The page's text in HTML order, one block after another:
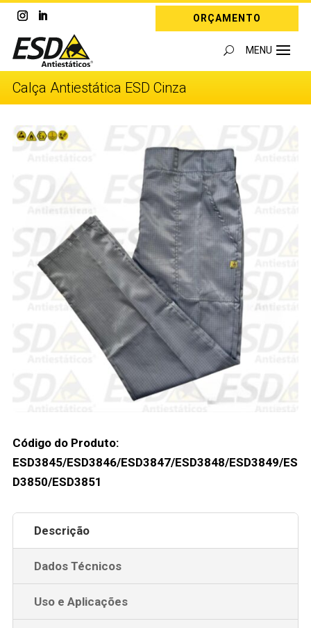
ORÇAMENTO
Calça Antiestática ESD Cinza
Código do Produto:
ESD3845/ESD3846/ESD3847/ESD3848/ESD3849/ES
D3850/ESD3851
Descrição
Dados Técnicos
Uso e Aplicações